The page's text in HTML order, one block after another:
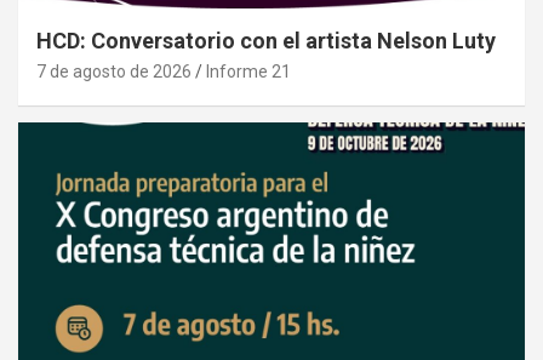
HCD: Conversatorio con el artista Nelson Luty
7 de agosto de 2026 Informe 21